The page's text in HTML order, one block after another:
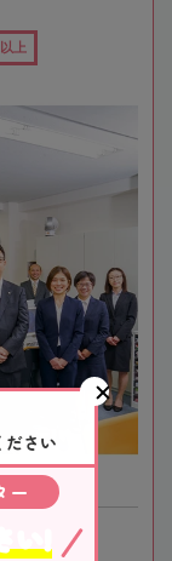
上
ださい
ー